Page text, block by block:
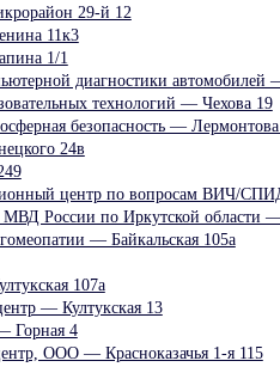
29-й 12
11к3
1/1
диагностики автомобилей
технологий — Чехова 19
безопасность —
24в
центр по вопросам ВИЧ/
России по Иркутской области
— Байкальская 105а
107а
— Култукская 13
Горная 4
ООО — Красноказачья 1-я 115